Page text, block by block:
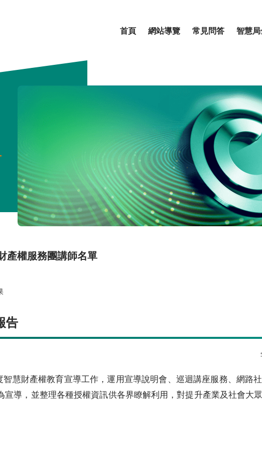
首頁 網站導覽 常見問答 智慧局
產權服務團講師名單
告
慧財產權教育宣導工作，運用宣導說明會、巡迴講座服務、網路
導，並整理各種授權資訊供各界瞭解利用，對提升產業及社會大